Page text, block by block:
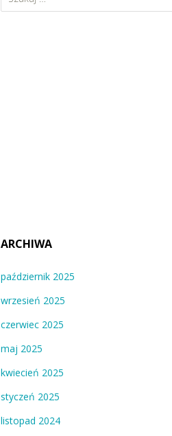
ARCHIWA
październik 2025
wrzesień 2025
czerwiec 2025
maj 2025
kwiecień 2025
styczeń 2025
listopad 2024